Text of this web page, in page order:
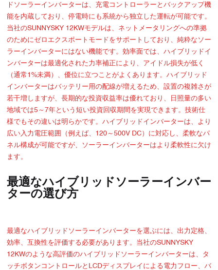
ドソーラーインバーターは、充電コントローラーとバックアップ機
能を内蔵しており、停電時にも系統から独立した運転が可能です。
当社のSUNNYSKY 12KWモデルは、ネットメータリングへの準拠
のためにゼロエクスポートモードをサポートしており、純粋なソー
ラーインバーターにはない機能です。効率面では、ハイブリッドイ
ンバーターは最適化された力率補正により、アイドル損失が低く
（通常1%未満）、優位に立つことがよくあります。ハイブリッド
インバーターはバッテリー用の配線が増えるため、設置の複雑さが
若干増しますが、長期的な投資収益率は優れており、日照量の多い
地域では5～7年という短い投資回収期間を実現できます。技術仕
様でもその違いは明らかです。ハイブリッドインバーターは、より
広い入力電圧範囲（例えば、120～500V DC）に対応し、柔軟なパ
ネル構成が可能ですが、ソーラーインバーターはより柔軟性に欠け
ます。
最適なハイブリッドソーラーインバー
ターの選び方
最適なハイブリッドソーラーインバーターを選ぶには、出力定格、
効率、互換性を評価する必要があります。当社のSUNNYSKY
12KWのような高評価のハイブリッドソーラーインバーターは、タ
ッチボタンコントロールとLCDディスプレイによる電力フロー、バ